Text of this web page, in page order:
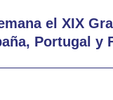
el XIX
Portugal y